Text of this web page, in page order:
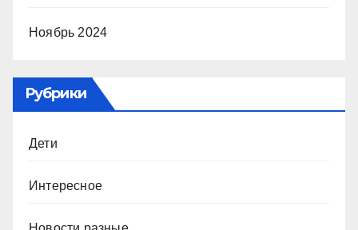
Ноябрь 2024
Рубрики
Дети
Интересное